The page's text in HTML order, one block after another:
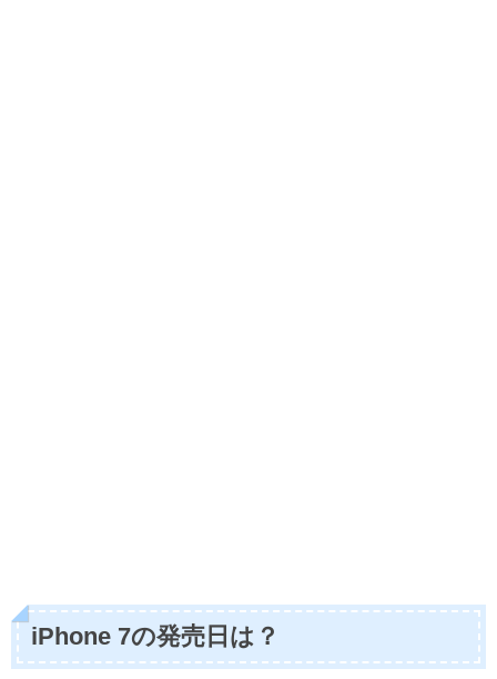
iPhone 7の発売日は？